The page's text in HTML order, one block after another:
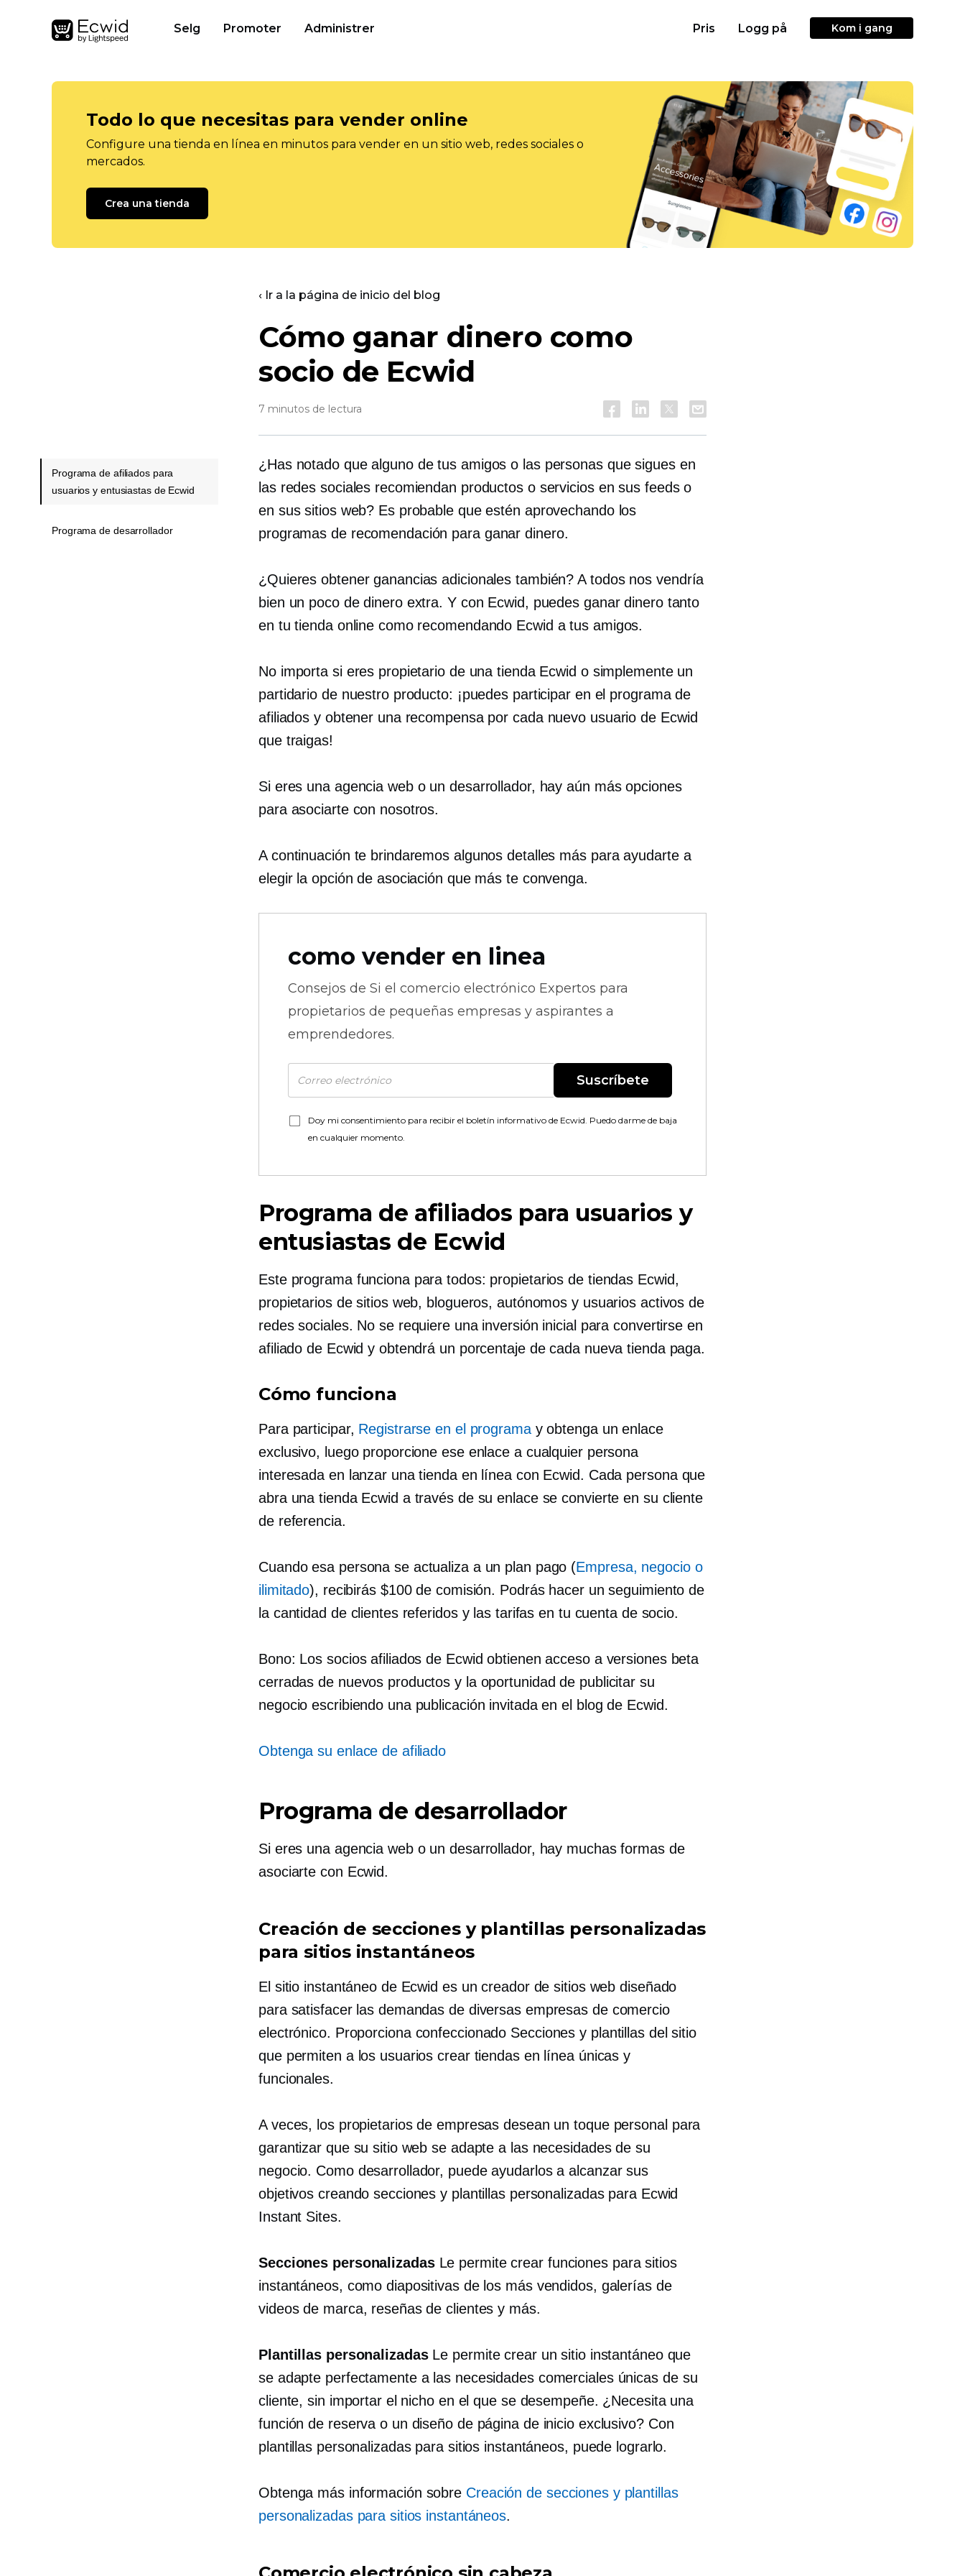
Selg Promoter Administrer Pris Logg på Kom i gang
Todo lo que necesitas para vender online
Configure una tienda en línea en minutos para vender en un sitio web, redes sociales o
mercados.
Crea una tienda
‹ Ir a la página de inicio del blog
Cómo ganar dinero como
socio de Ecwid
7 minutos de lectura
¿Has notado que alguno de tus amigos o las personas que sigues en
las redes sociales recomiendan productos o servicios en sus feeds o
en sus sitios web? Es probable que estén aprovechando los
programas de recomendación para ganar dinero.
¿Quieres obtener ganancias adicionales también? A todos nos vendría
bien un poco de dinero extra. Y con Ecwid, puedes ganar dinero tanto
en tu tienda online como recomendando Ecwid a tus amigos.
No importa si eres propietario de una tienda Ecwid o simplemente un
partidario de nuestro producto: ¡puedes participar en el programa de
afiliados y obtener una recompensa por cada nuevo usuario de Ecwid
que traigas!
Si eres una agencia web o un desarrollador, hay aún más opciones
para asociarte con nosotros.
A continuación te brindaremos algunos detalles más para ayudarte a
elegir la opción de asociación que más te convenga.
como vender en linea
Consejos de Si el comercio electrónico Expertos para
propietarios de pequeñas empresas y aspirantes a
emprendedores.
Suscríbete
Doy mi consentimiento para recibir el boletín informativo de Ecwid. Puedo darme de baja
en cualquier momento.
Programa de afiliados para usuarios y
entusiastas de Ecwid
Este programa funciona para todos: propietarios de tiendas Ecwid,
propietarios de sitios web, blogueros, autónomos y usuarios activos de
redes sociales. No se requiere una inversión inicial para convertirse en
afiliado de Ecwid y obtendrá un porcentaje de cada nueva tienda paga.
Cómo funciona
Para participar, Registrarse en el programay obtenga un enlace
exclusivo, luego proporcione ese enlace a cualquier persona
interesada en lanzar una tienda en línea con Ecwid. Cada persona que
abra una tienda Ecwid a través de su enlace se convierte en su cliente
de referencia.
Cuando esa persona se actualiza a un plan pago (Empresa, negocio o
ilimitado), recibirás $100 de comisión. Podrás hacer un seguimiento de
la cantidad de clientes referidos y las tarifas en tu cuenta de socio.
Bono: Los socios afiliados de Ecwid obtienen acceso a versiones beta
cerradas de nuevos productos y la oportunidad de publicitar su
negocio escribiendo una publicación invitada en el blog de Ecwid.
Obtenga su enlace de afiliado
Programa de desarrollador
Si eres una agencia web o un desarrollador, hay muchas formas de
asociarte con Ecwid.
Creación de secciones y plantillas personalizadas
para sitios instantáneos
El sitio instantáneo de Ecwid es un creador de sitios web diseñado
para satisfacer las demandas de diversas empresas de comercio
electrónico. Proporciona confeccionado Secciones y plantillas del sitio
que permiten a los usuarios crear tiendas en línea únicas y
funcionales.
A veces, los propietarios de empresas desean un toque personal para
garantizar que su sitio web se adapte a las necesidades de su
negocio. Como desarrollador, puede ayudarlos a alcanzar sus
objetivos creando secciones y plantillas personalizadas para Ecwid
Instant Sites.
Secciones personalizadasLe permite crear funciones para sitios
instantáneos, como diapositivas de los más vendidos, galerías de
videos de marca, reseñas de clientes y más.
Plantillas personalizadasLe permite crear un sitio instantáneo que
se adapte perfectamente a las necesidades comerciales únicas de su
cliente, sin importar el nicho en el que se desempeñe. ¿Necesita una
función de reserva o un diseño de página de inicio exclusivo? Con
plantillas personalizadas para sitios instantáneos, puede lograrlo.
Obtenga más información sobre Creación de secciones y plantillas
personalizadas para sitios instantáneos.
Programa de afiliados para
usuarios y entusiastas de Ecwid
Programa de desarrollador